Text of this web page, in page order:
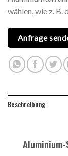
wählen, wie z. B.
Anfrage
Beschreibung